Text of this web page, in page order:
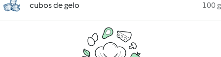
cubos de gelo 100 g